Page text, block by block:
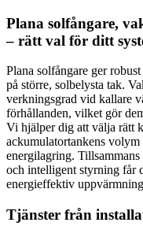
Plana solfångare,
– rätt val för ditt
Plana solfångare ger
på större, solbelysta tak.
verkningsgrad vid kallare
förhållanden, vilket gör
Vi hjälper dig att välja rätt
ackumulatortankens
energilagring.
och intelligent styrning får
energieffektiv
Tjänster från